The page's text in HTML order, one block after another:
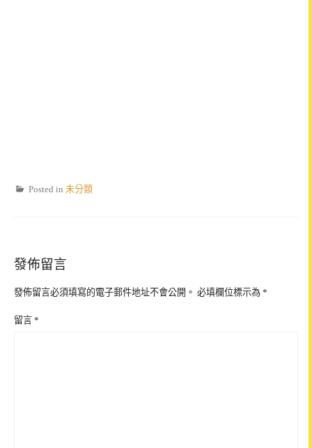
Posted in 未分類
發佈留言
發佈留言必須填寫的電子郵件地址不會公開。 必填欄位標示為 *
留言 *